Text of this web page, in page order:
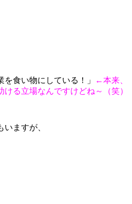
を食い物にしている！」
←本来、
る立場なんですけどね～（笑）
ますが、